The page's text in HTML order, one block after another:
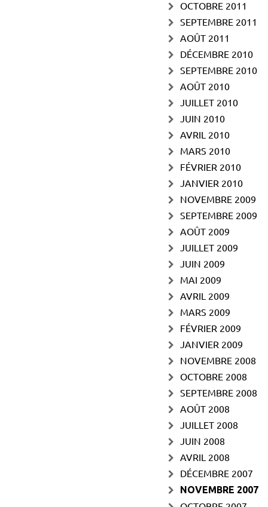
OCTOBRE 2011
SEPTEMBRE 2011
AOÛT 2011
DÉCEMBRE 2010
SEPTEMBRE 2010
AOÛT 2010
JUILLET 2010
JUIN 2010
AVRIL 2010
MARS 2010
FÉVRIER 2010
JANVIER 2010
NOVEMBRE 2009
SEPTEMBRE 2009
AOÛT 2009
JUILLET 2009
JUIN 2009
MAI 2009
AVRIL 2009
MARS 2009
FÉVRIER 2009
JANVIER 2009
NOVEMBRE 2008
OCTOBRE 2008
SEPTEMBRE 2008
AOÛT 2008
JUILLET 2008
JUIN 2008
AVRIL 2008
DÉCEMBRE 2007
NOVEMBRE 2007